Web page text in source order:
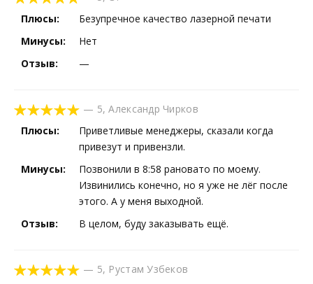
Плюсы:
Безупречное качество лазерной печати
Минусы:
Нет
Отзыв:
—
— 5,Александр Чирков
Плюсы:
Приветливые менеджеры, сказали когда
привезут и привензли.
Минусы:
Позвонили в 8:58 рановато по моему.
Извинились конечно, но я уже не лёг после
этого. А у меня выходной.
Отзыв:
В целом, буду заказывать ещё.
— 5, Рустам Узбеков